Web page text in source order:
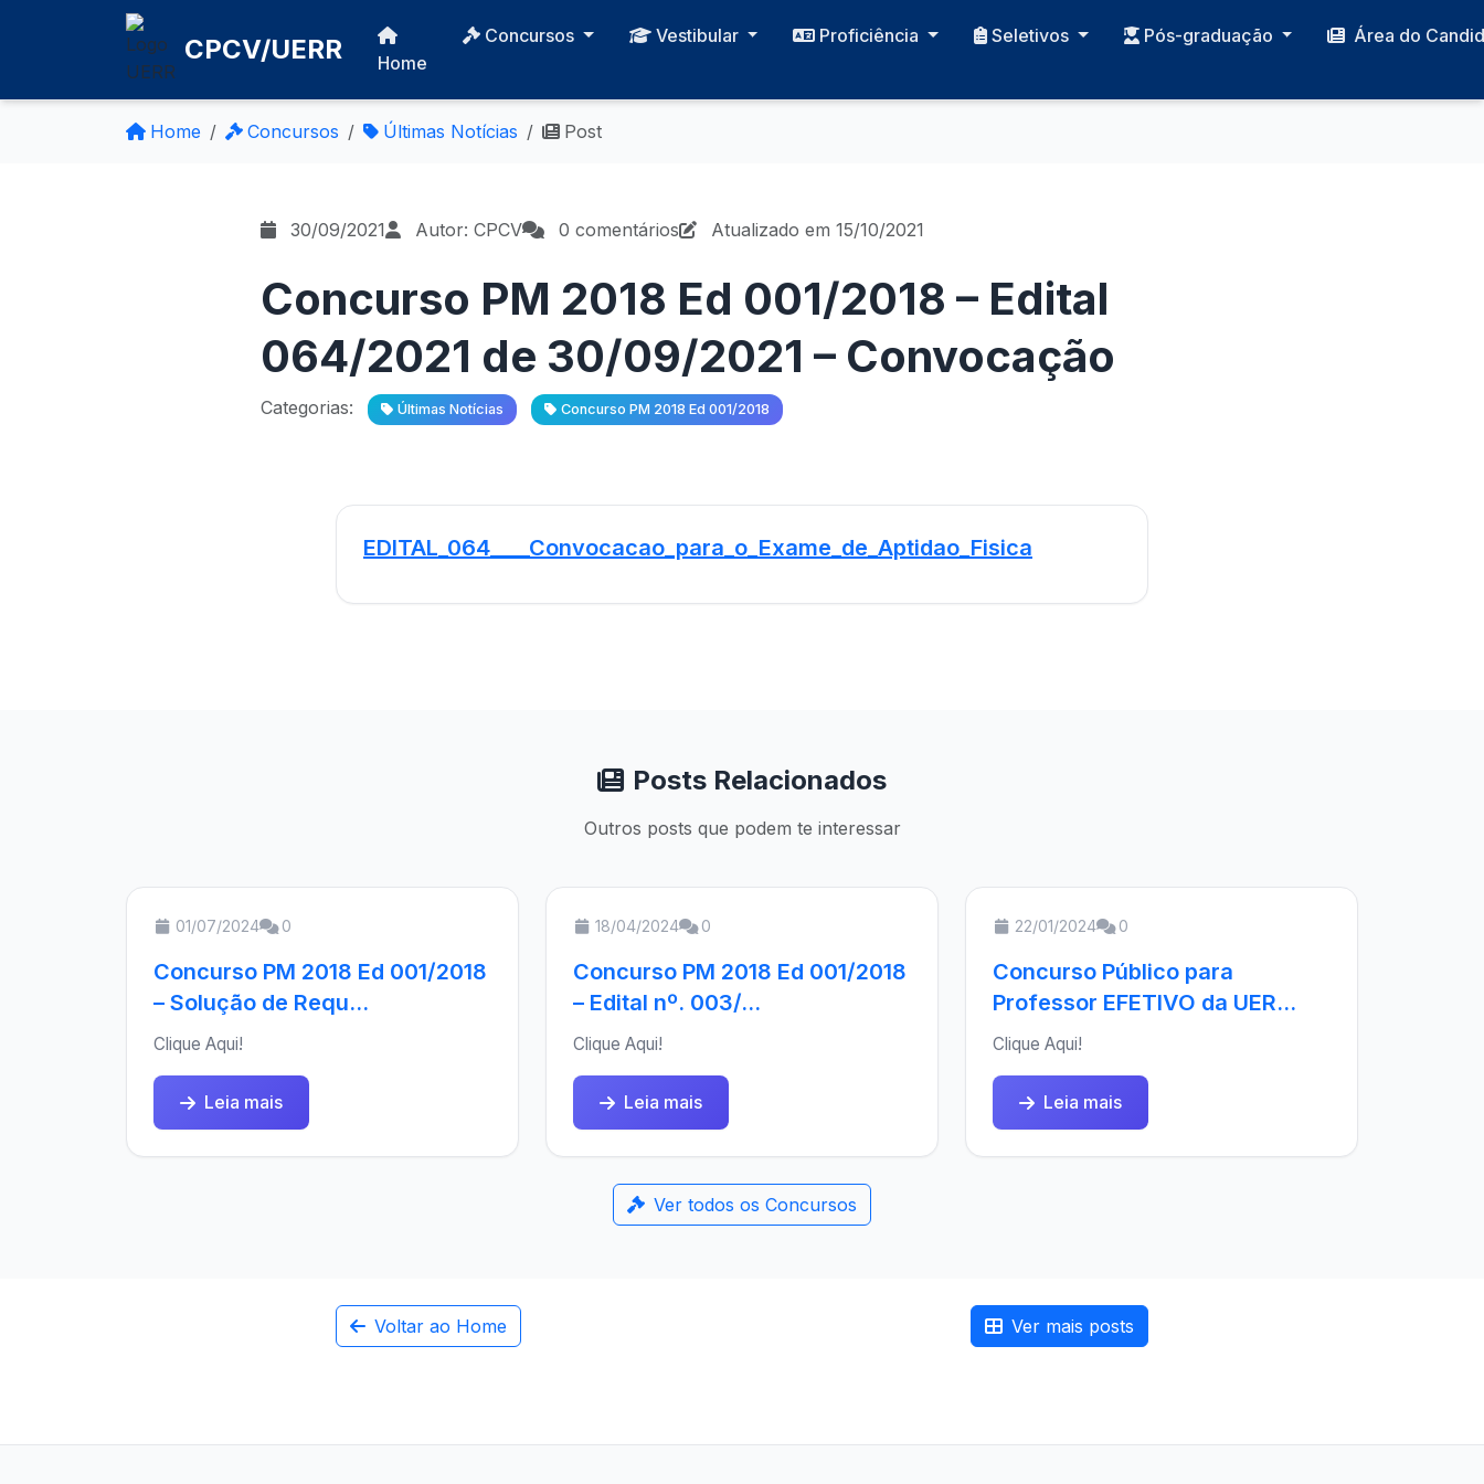
CPCV/UERR Home
Concursos Vestibular Proficiência Seletivos Pós-graduação Área do
Home Concursos Últimas Notícias Post
30/09/2021 Autor: CPCV 0 comentários Atualizado em 15/10/2021
Concurso PM 2018 Ed 001/2018 – Edital
064/2021 de 30/09/2021 – Convocação
Categorias: Últimas Notícias Concurso PM 2018 Ed 001/2018
EDITAL_064____Convocacao_para_o_Exame_de_Aptidao_Fisica
Posts Relacionados
Outros posts que podem te interessar
01/07/2024 0
Concurso PM 2018 Ed 001/2018
– Solução de Requ...
Clique Aqui!
Leia mais
18/04/2024 0
Concurso PM 2018 Ed 001/2018
– Edital nº. 003/...
Clique Aqui!
Leia mais
22/01/2024 0
Concurso Público para
Professor EFETIVO da UER...
Clique Aqui!
Leia mais
Ver todos os Concursos
Voltar ao Home Ver mais posts